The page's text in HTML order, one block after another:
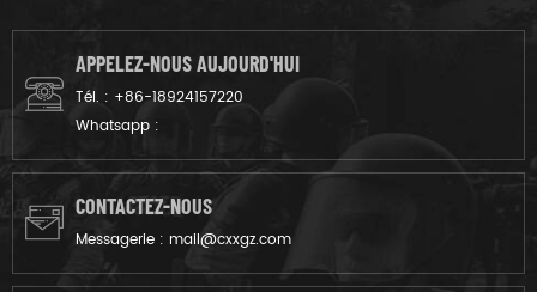
produit fini.
l’environnement italien.
APPELEZ-NOUS AUJOURD'HUI
Tél. : +86-18924157220
Whatsapp :
CONTACTEZ-NOUS
Messagerie : mail@cxxgz.com